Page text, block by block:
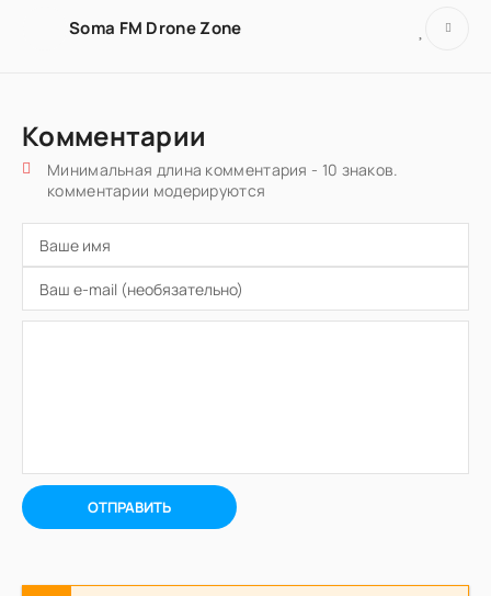
Soma FM Drone Zone
Комментарии
Минимальная длина комментария - 10 знаков.
комментарии модерируются
ОТПРАВИТЬ